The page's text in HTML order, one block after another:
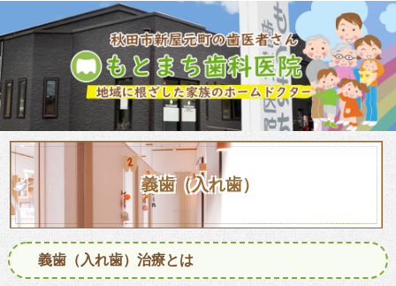
義歯（入れ歯）
義歯（入れ歯）治療とは